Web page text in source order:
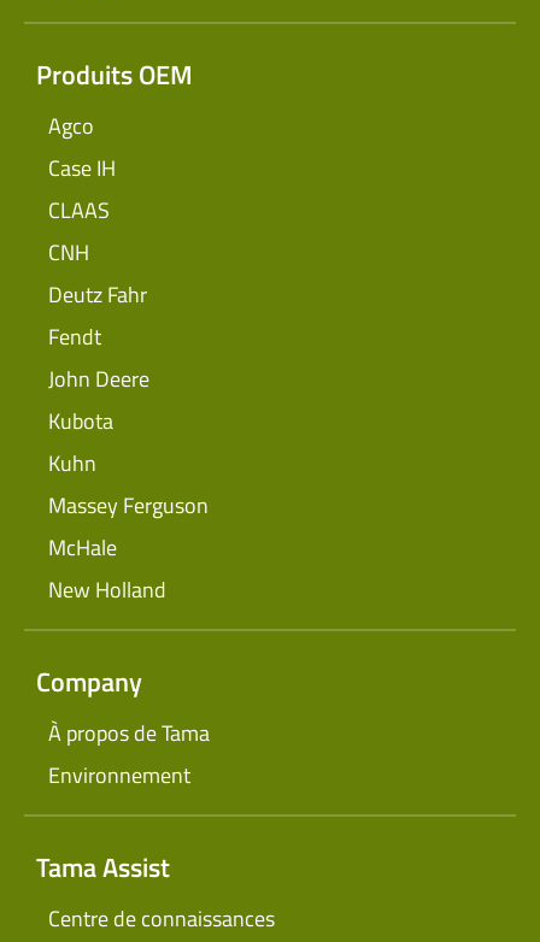
Produits OEM
Agco
Case IH
CLAAS
CNH
Deutz Fahr
Fendt
John Deere
Kubota
Kuhn
Massey Ferguson
McHale
New Holland
Company
À propos de Tama
Environnement
Tama Assist
Centre de connaissances